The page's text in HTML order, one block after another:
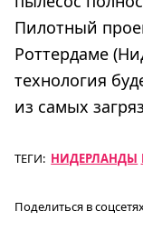
Пилотный
Роттердаме
технология
из самых
ТЕГИ: НИДЕРЛАНДЫ
Поделиться в